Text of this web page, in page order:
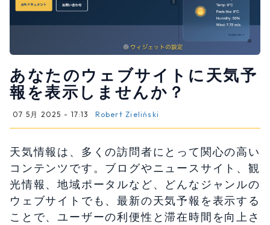
あなたのウェブサイトに天気予
報を表示しませんか？
07 5月 2025 - 17:13 Robert Zieliński
天気情報は、多くの訪問者にとって関心の高い
コンテンツです。ブログやニュースサイト、観
光情報、地域ポータルなど、どんなジャンルの
ウェブサイトでも、最新の天気予報を表示する
ことで、ユーザーの利便性と滞在時間を向上さ